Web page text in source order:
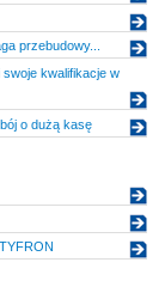
przebudowy...
kwalifikacje w
o dużą kasę